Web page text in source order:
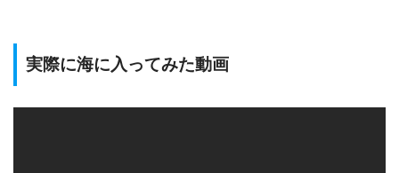
実際に海に入ってみた動画